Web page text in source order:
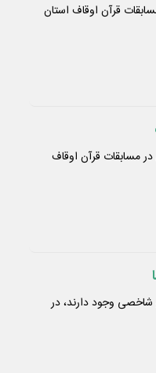
قرآن اوقاف استان
در مسابقات قرآن اوقاف
شاخصی وجود دارند، در